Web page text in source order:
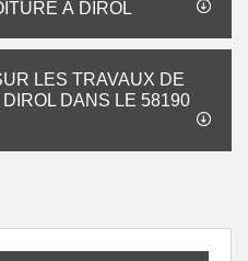
À DIROL
LES TRAVAUX DE
DANS LE 58190